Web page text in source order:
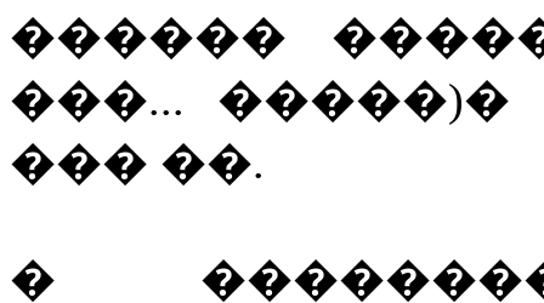
������
���...
��� ��.
�